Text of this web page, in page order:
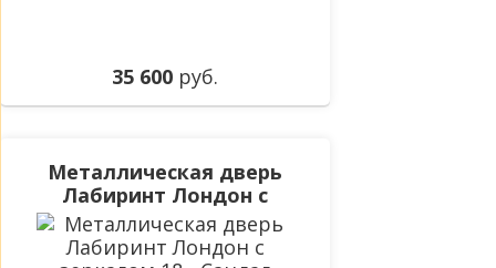
35 600 руб.
Металлическая дверь
Лабиринт Лондон с
зеркалом 18 - Сандал
белый